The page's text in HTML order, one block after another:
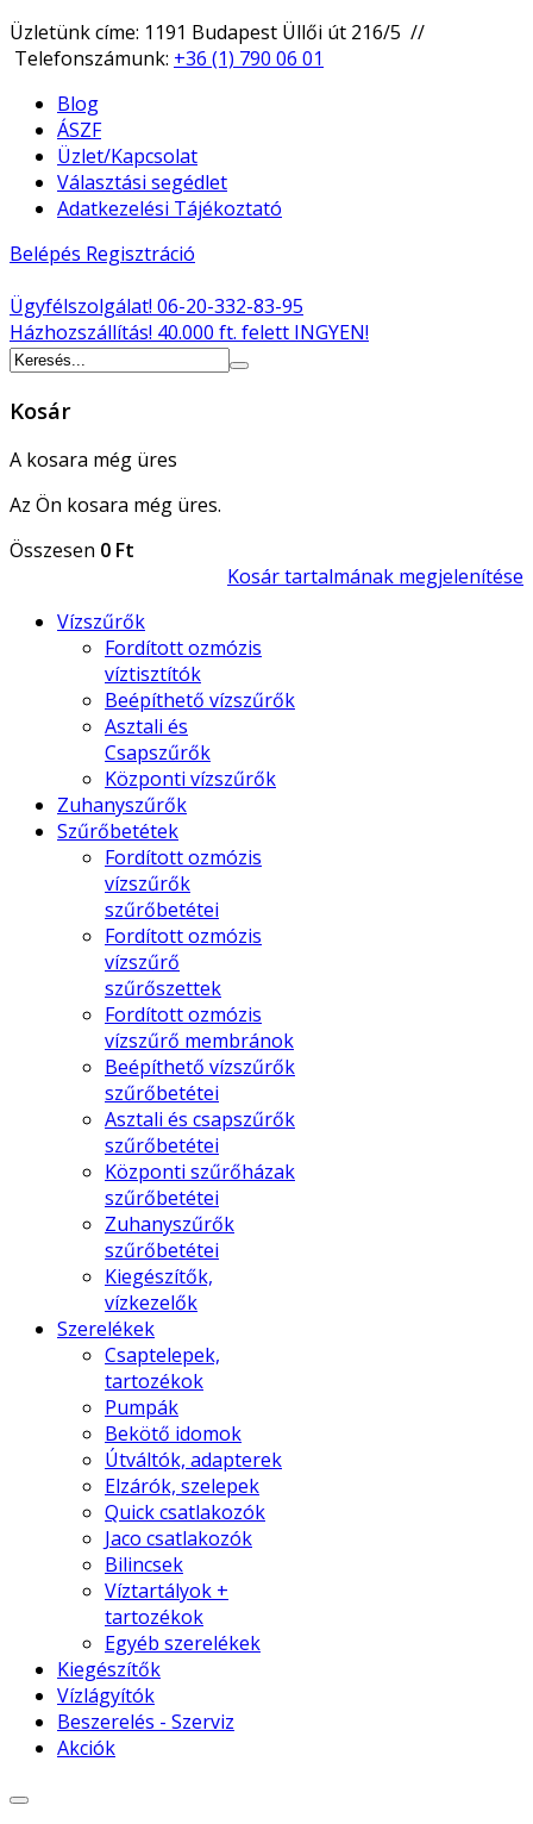
Üzletünk címe: 1191 Budapest Üllői út 216/5 //
Telefonszámunk: +36 (1) 790 06 01
Blog
ÁSZF
Üzlet/Kapcsolat
Választási segédlet
Adatkezelési Tájékoztató
Belépés Regisztráció
Ügyfélszolgálat! 06-20-332-83-95
Házhozszállítás! 40.000 ft. felett INGYEN!
Kosár
A kosara még üres
Az Ön kosara még üres.
Összesen 0 Ft
Kosár tartalmának megjelenítése
Vízszűrők
Fordított ozmózis
víztisztítók
Beépíthető vízszűrők
Asztali és
Csapszűrők
Központi vízszűrők
Zuhanyszűrők
Szűrőbetétek
Fordított ozmózis
vízszűrők
szűrőbetétei
Fordított ozmózis
vízszűrő
szűrőszettek
Fordított ozmózis
vízszűrő membránok
Beépíthető vízszűrők
szűrőbetétei
Asztali és csapszűrők
szűrőbetétei
Központi szűrőházak
szűrőbetétei
Zuhanyszűrők
szűrőbetétei
Kiegészítők,
vízkezelők
Szerelékek
Csaptelepek,
tartozékok
Pumpák
Bekötő idomok
Útváltók, adapterek
Elzárók, szelepek
Quick csatlakozók
Jaco csatlakozók
Bilincsek
Víztartályok +
tartozékok
Egyéb szerelékek
Kiegészítők
Vízlágyítók
Beszerelés - Szerviz
Akciók